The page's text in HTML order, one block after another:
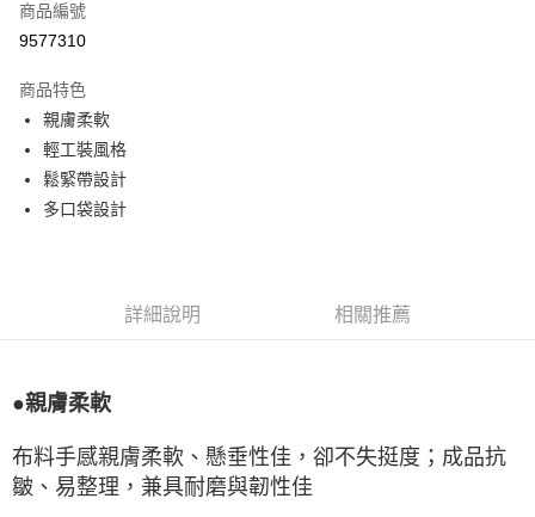
LINE Pay
悠遊付
Google Pay
全盈+PAY
每筆NT$80，滿NT$699(含以上)免運費
商品編號
9577310
商品特色
親膚柔軟
輕工裝風格
鬆緊帶設計
多口袋設計
詳細說明 相關推薦
●親膚柔軟
布料手感親膚柔軟、懸垂性佳，卻不失挺度；成品抗
皺、易整理，兼具耐磨與韌性佳